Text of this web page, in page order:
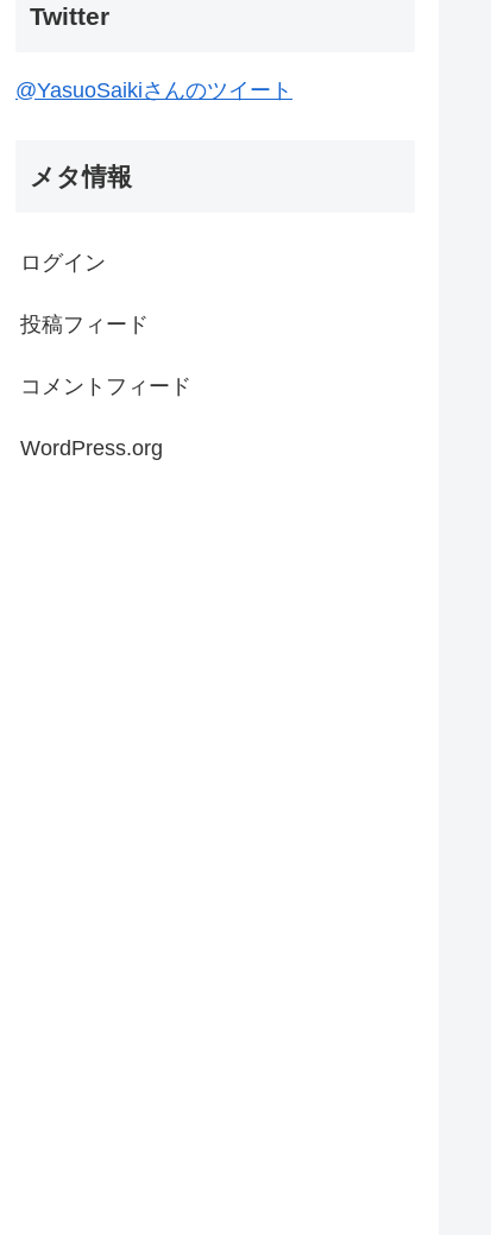
Twitter
@YasuoSaikiさんのツイート
メタ情報
ログイン
投稿フィード
コメントフィード
WordPress.org